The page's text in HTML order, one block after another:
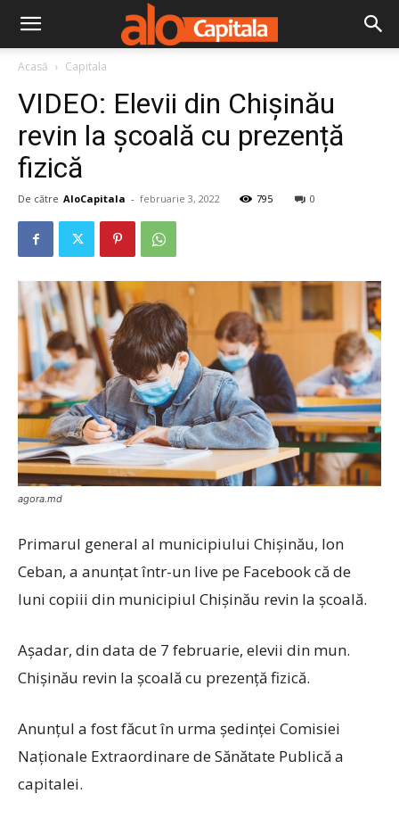
Acasă Capitala
VIDEO: Elevii din Chișinău
revin la școală cu prezență
fizică
De către AloCapitala - februarie 3, 2022 795 0
agora.md
Primarul general al municipiului Chișinău, Ion
Ceban, a anunțat într-un live pe Facebook că de
luni copiii din municipiul Chișinău revin la școală.
Așadar, din data de 7 februarie, elevii din mun.
Chișinău revin la școală cu prezență fizică.
Anunțul a fost făcut în urma ședinței Comisiei
Naționale Extraordinare de Sănătate Publică a
capitalei.